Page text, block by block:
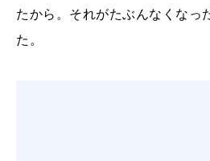
たから。それがたぶんなくなっ
た。